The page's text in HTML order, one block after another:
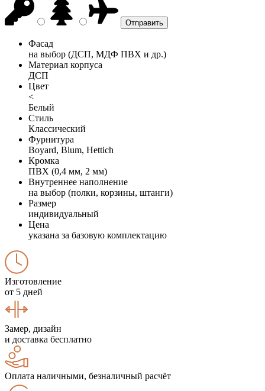
Фасад
на выбор (ДСП, МДФ ПВХ и др.)
Материал корпуса
ДСП
Цвет
<
Белый
Стиль
Классический
Фурнитура
Boyard, Blum, Hettich
Кромка
ПВХ (0,4 мм, 2 мм)
Внутреннее наполнение
на выбор (полки, корзины, штанги)
Размер
индивидуальный
Цена
указана за базовую комплектацию
Изготовление
от 5 дней
Замер, дизайн
и доставка бесплатно
Оплата наличными, безналичный расчёт